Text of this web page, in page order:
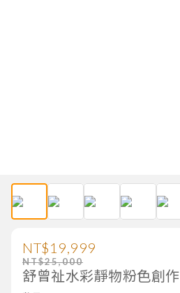
NT$19,999
NT$25,000
舒曾祉水彩靜物粉色創作